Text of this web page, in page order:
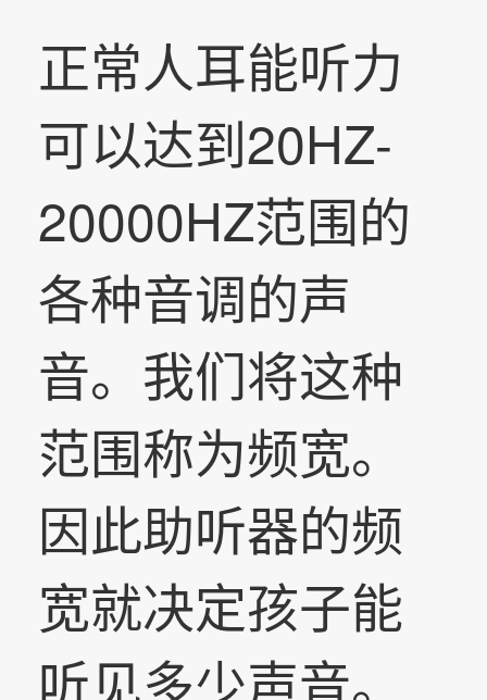
正常人耳能听力
可以达到20HZ-
20000HZ范围的
各种音调的声
音。我们将这种
范围称为频宽。
因此助听器的频
宽就决定孩子能
听见多少声音。